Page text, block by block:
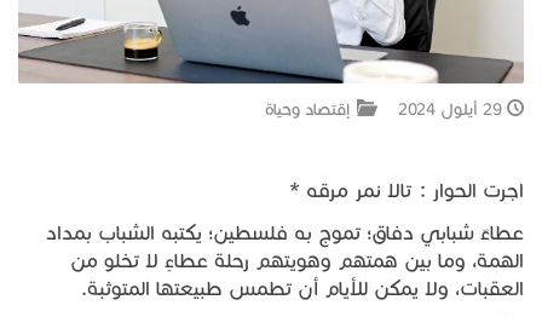
من نحن
29 أيلول 2024 إقتصاد وحياة
اجرت الحوار : تالا نمر مرقه *
عطاءٌ شبابي دفاق؛ تموج به فلسطين؛ يكتبه الشباب بمداد
الهمة، وما بين همتهم وهويتهم رحلة عطاءٍ لا تخلو من
العقبات، ولا يمكن للأيام أن تطمس طبيعتها المتوثبة.